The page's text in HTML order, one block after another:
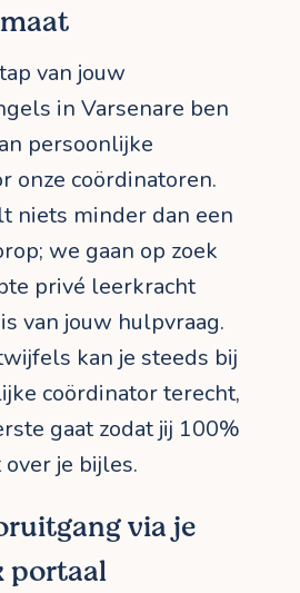
van jouw
in Varsenare ben
persoonlijke
onze coördinatoren.
niets minder dan een
we gaan op zoek
privé leerkracht
van jouw hulpvraag.
kan je steeds bij
coördinator terecht,
gaat zodat jij 100%
je bijles.
via je
portaal